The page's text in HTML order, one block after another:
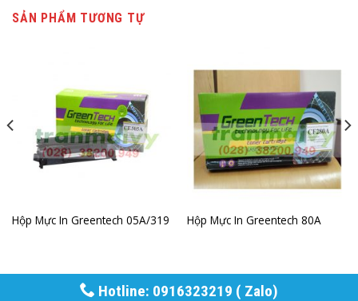
SẢN PHẨM TƯƠNG TỰ
Hộp Mực In Greentech 05A/319 Hộp Mực In Greentech 80A
Hotline: 0916323219 ( Zalo)